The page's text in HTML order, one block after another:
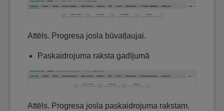
Attēls. Progresa josla būvatļaujai.
Paskaidrojuma raksta gadījumā
Attēls. Progresa josla paskaidrojuma rakstam.